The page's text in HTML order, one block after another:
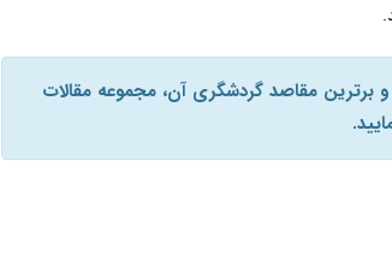
برترین مقاصد گردشگری آن، مجموعه مقالات